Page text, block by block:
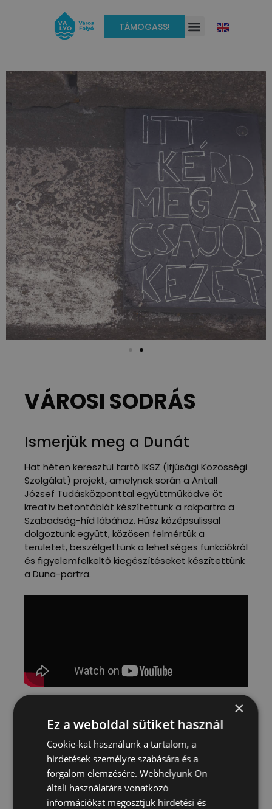
TÁMOGASS!
VÁROSI SODRÁS
Ismerjük meg a Dunát
Hat héten keresztül tartó IKSZ (Ifjúsági Közösségi
Szolgálat) projekt, amelynek során a Antall
József Tudásközponttal együttműködve öt
kreatív betontáblát készítettünk a rakpartra a
Szabadság-híd lábához. Húsz középsulissal
dolgoztunk együtt, közösen felmértük a
területet, beszélgettünk a lehetséges funkciókról
és figyelemfelkeltő kiegészítéseket készítettünk
a Duna-partra.
HELYSZÍN
Buda, Raoul Wallenberg rkp.
IDŐPONT
2017. március 7-12.
×
Ez a weboldal sütiket használ
Cookie-kat használunk a tartalom, a
hirdetések személyre szabására és a
forgalom elemzésére. Webhelyünk Ön
általi használatára vonatkozó
információkat megosztjuk hirdetési és